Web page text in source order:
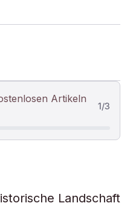
Artikeln
1/3
Landschaft